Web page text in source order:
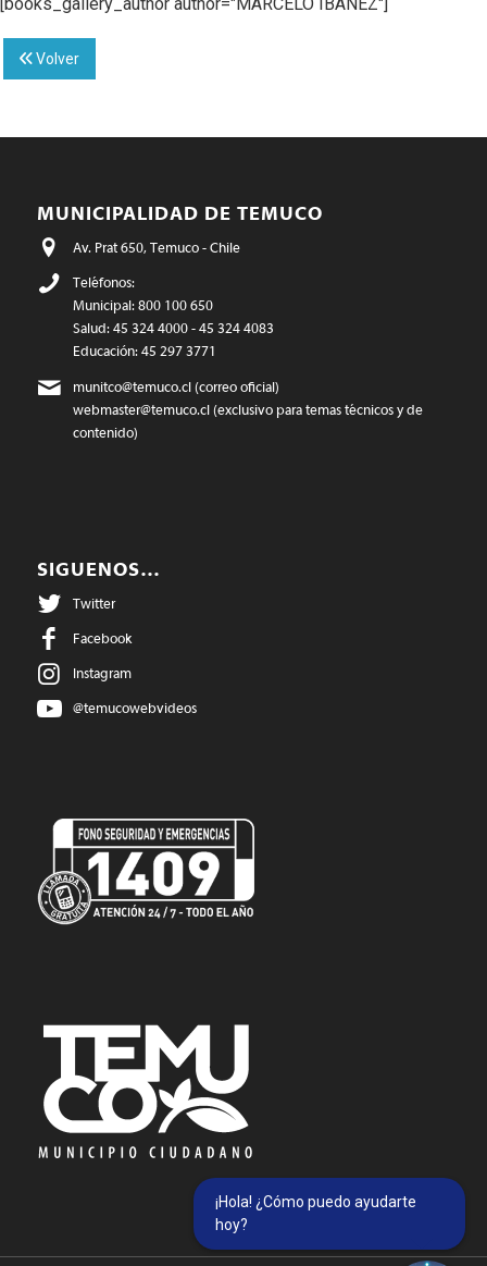
[books_gallery_author author="MARCELO IBAÑEZ"]
Volver
MUNICIPALIDAD DE TEMUCO
Av. Prat 650, Temuco - Chile
Teléfonos:
Municipal: 800 100 650
Salud: 45 324 4000 - 45 324 4083
Educación: 45 297 3771
munitco@temuco.cl(correo oficial)
webmaster@temuco.cl(exclusivo para temas técnicos y de
contenido)
SIGUENOS…
Twitter
Facebook
Instagram
@temucowebvideos
¡Hola! ¿Cómo puedo ayudarte
hoy?